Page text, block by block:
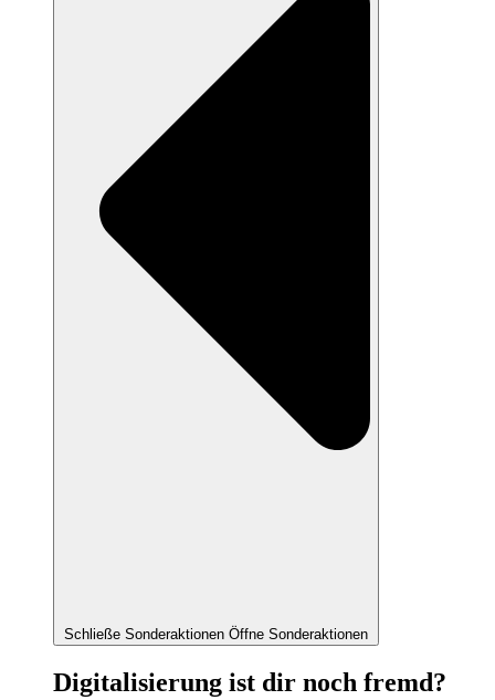
Schließe Sonderaktionen Öffne Sonderaktionen
Digitalisierung ist dir noch fremd?